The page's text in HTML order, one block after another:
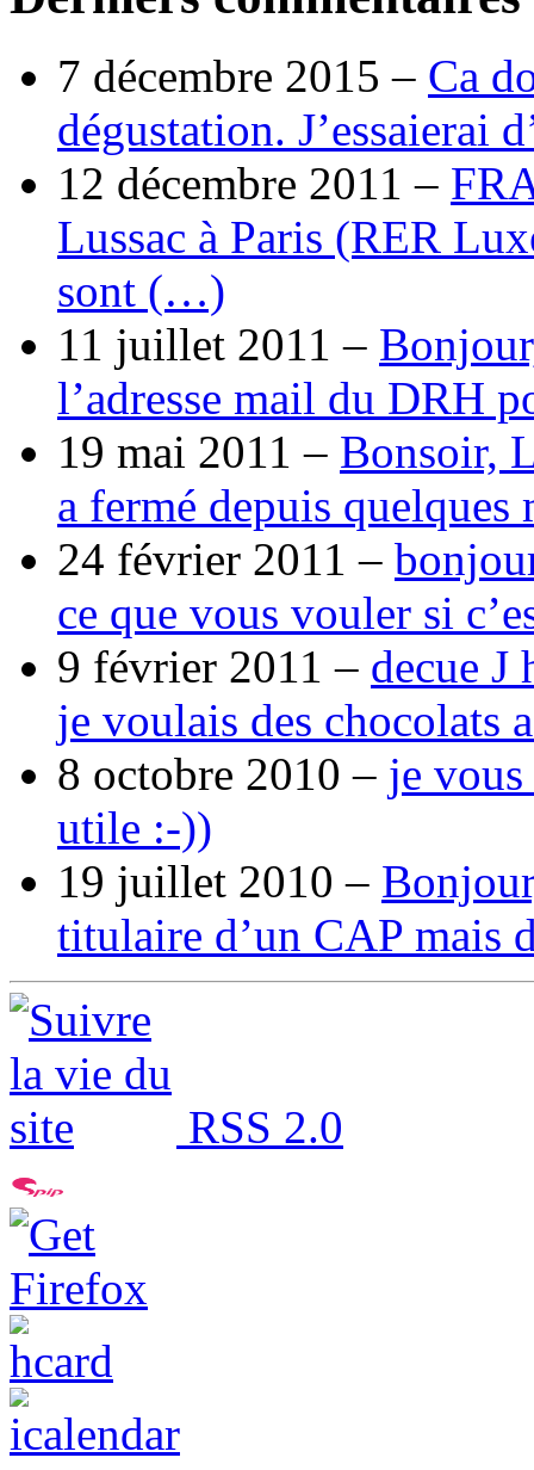
7 décembre 2015 – Ca
dégustation. J’essaierai
12 décembre 2011 –
Lussac à Paris (RER
sont (…)
11 juillet 2011 –
l’adresse mail du DRH
19 mai 2011 – Bonsoir,
a fermé depuis
24 février 2011 –
ce que vous vouler si
9 février 2011 – decue J
je voulais des chocolats
8 octobre 2010 – je
utile :-))
19 juillet 2010 –
titulaire d’un CAP mais
RSS 2.0